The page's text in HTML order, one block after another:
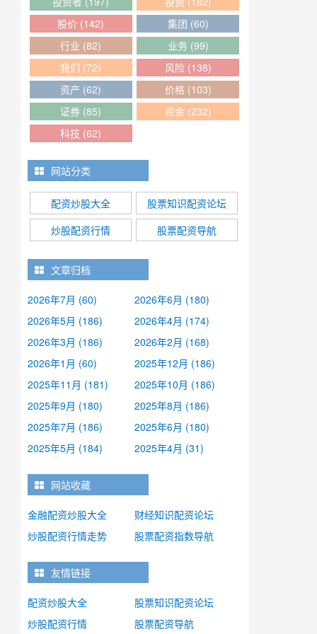
股价 (142) 集团 (60)
行业 (82) 业务 (99)
我们 (72) 风险(138)
资产 (62) 价格(103)
证券 (85) 资金(232)
科技 (62)
网站分类
配资炒股大全
股票知识配资论坛
炒股配资行情
股票配资导航
文章归档
2026年7月 (60)
2026年6月 (180)
2026年5月 (186)
2026年4月 (174)
2026年3月 (186)
2026年2月 (168)
2026年1月 (60)
2025年12月 (186)
2025年11月 (181)
2025年10月 (186)
2025年9月 (180)
2025年8月 (186)
2025年7月 (186)
2025年6月 (180)
2025年5月 (184)
2025年4月 (31)
网站收藏
金融配资炒股大全
财经知识配资论坛
炒股配资行情走势
股票配资指数导航
友情链接
配资炒股大全
股票知识配资论坛
炒股配资行情
股票配资导航